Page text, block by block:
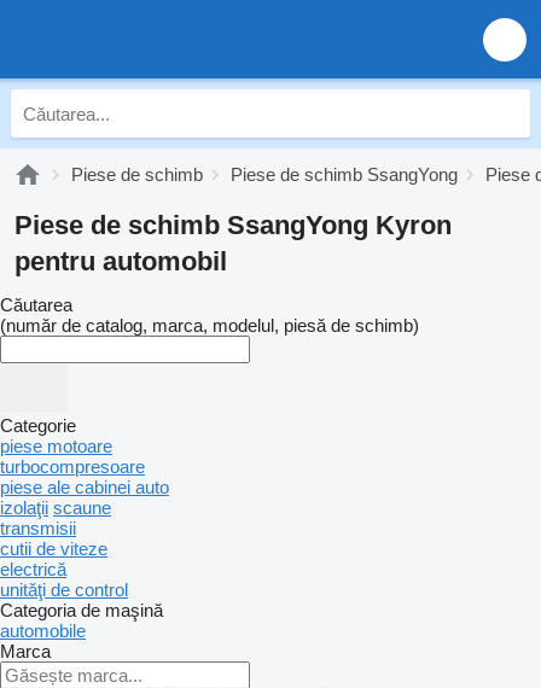
Piese de schimb Piese de schimb SsangYong Piese
Piese de schimb SsangYong Kyron
pentru automobil
Căutarea
(număr de catalog, marca, modelul, piesă de schimb)
Categorie
piese motoare
turbocompresoare
piese ale cabinei auto
izolaţii scaune
transmisii
cutii de viteze
electrică
unităţi de control
Categoria de maşină
automobile
Marca